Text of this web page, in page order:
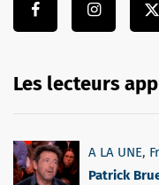
Les lecteurs
A LA UNE,
Patrick